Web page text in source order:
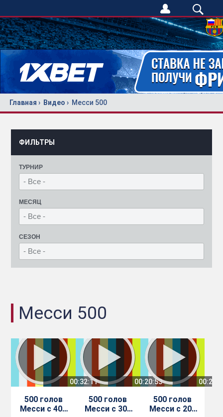
Главная Видео Месси 500
ФИЛЬТРЫ
ТУРНИР
МЕСЯЦ
СЕЗОН
Месси 500
00:32:11
500 голов
Месси с 401
00:20:53
500 голов
Месси с 301
500 голов
Месси с 201